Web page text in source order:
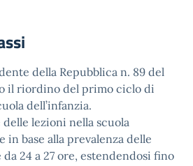
della Repubblica n. 89 del
il riordino del primo ciclo di
dell’infanzia.
delle lezioni nella scuola
in base alla prevalenza delle
24 a 27 ore, estendendosi fino